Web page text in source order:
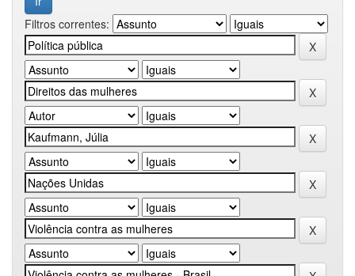
Filtros correntes: